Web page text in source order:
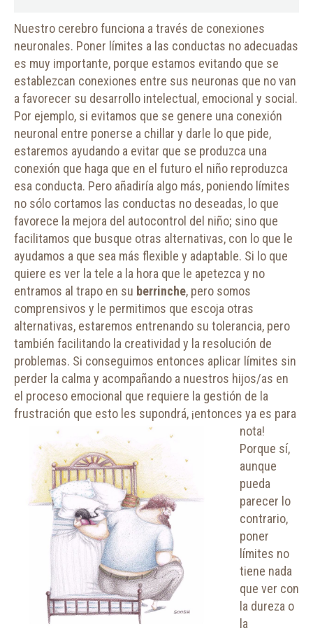
Nuestro cerebro funciona a través de conexiones
neuronales. Poner límites a las conductas no adecuadas
es muy importante, porque estamos evitando que se
establezcan conexiones entre sus neuronas que no van
a favorecer su desarrollo intelectual, emocional y social.
Por ejemplo, si evitamos que se genere una conexión
neuronal entre ponerse a chillar y darle lo que pide,
estaremos ayudando a evitar que se produzca una
conexión que haga que en el futuro el niño reproduzca
esa conducta. Pero añadiría algo más, poniendo límites
no sólo cortamos las conductas no deseadas, lo que
favorece la mejora del autocontrol del niño; sino que
facilitamos que busque otras alternativas, con lo que le
ayudamos a que sea más flexible y adaptable. Si lo que
quiere es ver la tele a la hora que le apetezca y no
entramos al trapo en su berrinche, pero somos
comprensivos y le permitimos que escoja otras
alternativas, estaremos entrenando su tolerancia, pero
también facilitando la creatividad y la resolución de
problemas. Si conseguimos entonces aplicar límites sin
perder la calma y acompañando a nuestros hijos/as en
el proceso emocional que requiere la gestión de la
frustración que esto les supondrá, ¡entonces ya es para
nota!
Porque sí,
aunque
pueda
parecer lo
contrario,
poner
límites no
tiene nada
que ver con
la dureza o
la